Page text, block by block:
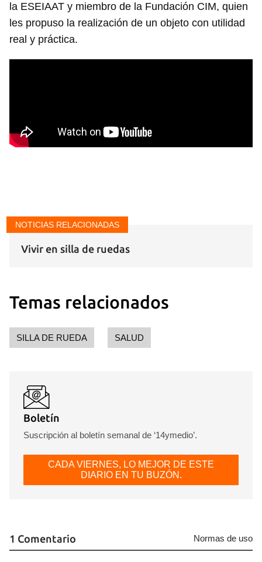
la ESEIAAT y miembro de la Fundación CIM, quien
les propuso la realización de un objeto con utilidad
real y práctica.
NOTICIAS RELACIONADAS
Vivir en silla de ruedas
Temas relacionados
SILLA DE RUEDA SALUD
Boletín
Suscripción al boletín semanal de ‘14ymedio’.
CADA VIERNES, LO MEJOR DE ESTE
DIARIO EN TU BUZÓN.
1 Comentario Normas de uso